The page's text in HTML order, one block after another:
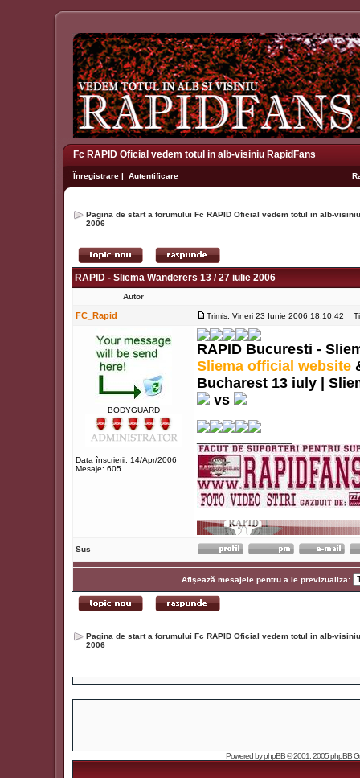
Fc RAPID Oficial vedem totul in alb-visiniu RapidFans
Înregistrare | Autentificare
Pagina de start a forumului Fc RAPID Oficial vedem totul in alb-
2006
RAPID - Sliema Wanderers 13 / 27 iulie 2006
Autor
FC_Rapid Trimis: Vineri 23 Iunie 2006 18:10:42
BODYGUARD
Data înscrierii: 14/Apr/2006
Mesaje: 605
RAPID Bucuresti -
Sliema official website
Bucharest 13 iuly |
vs
Sus
Afişează mesajele pentru a le previzualiza:
Pagina de start a forumului Fc RAPID Oficial vedem totul in alb-
2006
Powered byphpBB© 2001, 2005 phpBB